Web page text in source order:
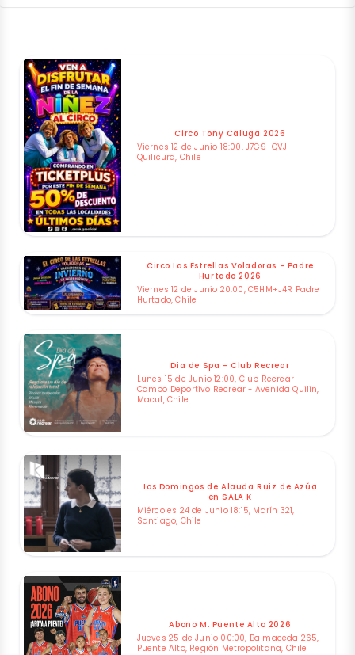
Circo Tony Caluga 2026
Viernes 12 de Junio 18:00, J7G9+QVJ
Quilicura, Chile
Circo Las Estrellas Voladoras - Padre
Hurtado 2026
Viernes 12 de Junio 20:00, C5HM+J4R Padre
Hurtado, Chile
Dia de Spa - Club Recrear
Lunes 15 de Junio 12:00, Club Recrear -
Campo Deportivo Recrear - Avenida Quilin,
Macul, Chile
Los Domingos de Alauda Ruiz de Azúa
en SALA K
Miércoles 24 de Junio 18:15, Marín 321,
Santiago, Chile
Abono M. Puente Alto 2026
Jueves 25 de Junio 00:00, Balmaceda 265,
Puente Alto, Región Metropolitana, Chile